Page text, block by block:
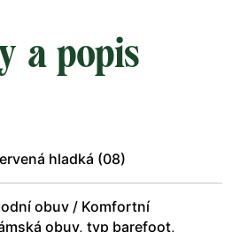
a popis
hladká (08)
obuv / Komfortní
obuv, typ barefoot,